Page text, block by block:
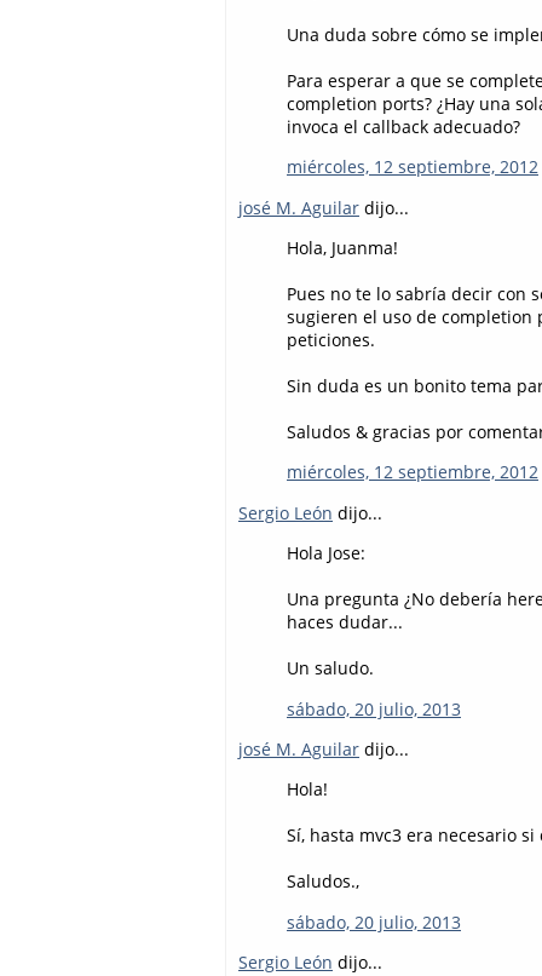
Una duda sobre cómo se
Para esperar a que se
completion ports? ¿Hay una
invoca el callback adecuado?
miércoles, 12 septiembre, 2012
josé M. Aguilar dijo...
Hola, Juanma!
Pues no te lo sabría decir con
sugieren el uso de
peticiones.
Sin duda es un bonito tema
Saludos & gracias por
miércoles, 12 septiembre, 2012
Sergio León dijo...
Hola Jose:
Una pregunta ¿No debería
haces dudar...
Un saludo.
sábado, 20 julio, 2013
josé M. Aguilar dijo...
Hola!
Sí, hasta mvc3 era necesario
Saludos.,
sábado, 20 julio, 2013
Sergio León dijo...